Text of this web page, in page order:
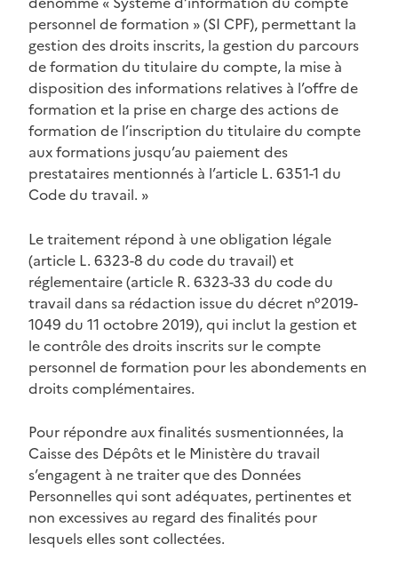
personnel de formation » (SI CPF), permettant la
gestion des droits inscrits, la gestion du parcours
de formation du titulaire du compte, la mise à
disposition des informations relatives à l’offre de
formation et la prise en charge des actions de
formation de l’inscription du titulaire du compte
aux formations jusqu’au paiement des
prestataires mentionnés à l’article L. 6351-1 du
Code du travail. »
Le traitement répond à une obligation légale
(article L. 6323-8 du code du travail) et
réglementaire (article R. 6323-33 du code du
travail dans sa rédaction issue du décret n°2019-
1049 du 11 octobre 2019), qui inclut la gestion et
le contrôle des droits inscrits sur le compte
personnel de formation pour les abondements en
droits complémentaires.
Pour répondre aux finalités susmentionnées, la
Caisse des Dépôts et le Ministère du travail
s’engagent à ne traiter que des Données
Personnelles qui sont adéquates, pertinentes et
non excessives au regard des finalités pour
lesquels elles sont collectées.